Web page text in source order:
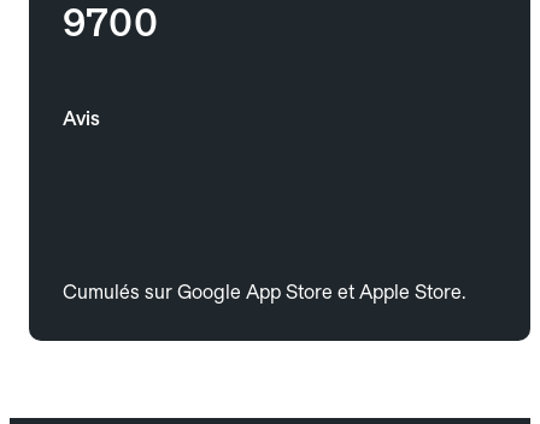
9700
Avis
Cumulés sur Google App Store et Apple Store.